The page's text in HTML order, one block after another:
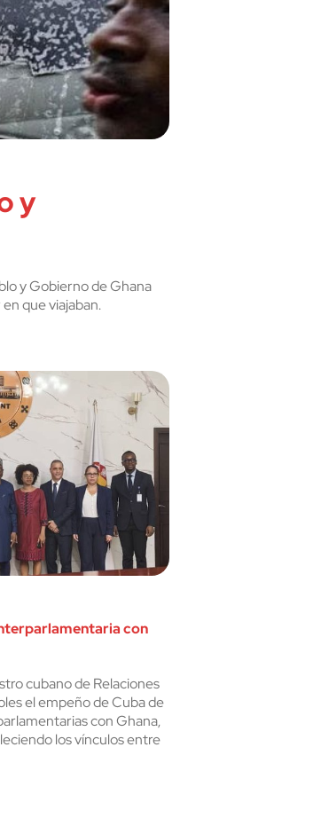
y
y Gobierno de Ghana
que viajaban.
con
cubano de Relaciones
el empeño de Cuba de
con Ghana,
los vínculos entre